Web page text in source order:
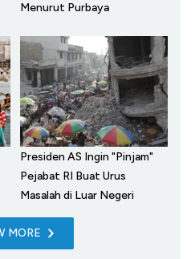
Menurut Purbaya
Presiden AS Ingin "Pinjam"
Pejabat RI Buat Urus
Masalah di Luar Negeri
MORE